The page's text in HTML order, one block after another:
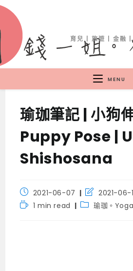
育兒 | 旅遊 | 金融 |
MENU
瑜珈筆記 | 小狗
Puppy Pose |
Shishosana
2021-06-07
2021-06-
1 min read
瑜珈。Yoga